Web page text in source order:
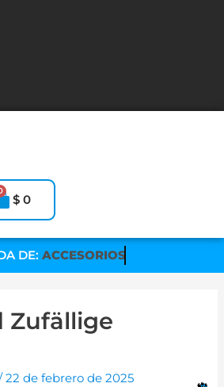
$ 0
DE: ACCESORIOS
Zufällige
22 de febrero de 2025